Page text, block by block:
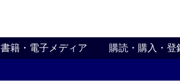
書籍・電子メディア 購読・購入・登